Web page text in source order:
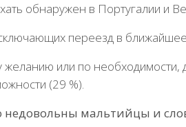
обнаружен в Португалии и
переезд в
или по необходимости,
(29 %).
недовольны мальтийцы и